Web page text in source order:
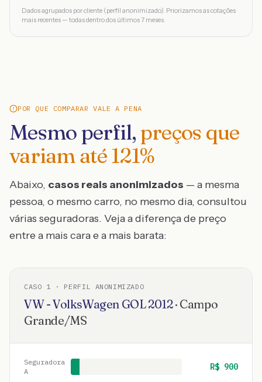
Dados agrupados por cliente (perfil anonimizado). Priorizamos as cotações
mais recentes — todas dentro dos últimos 7 meses.
POR QUE COMPARAR VALE A PENA
Mesmo perfil, preços que
variam até121%
Abaixo, casos reais anonimizados — a mesma
pessoa, o mesmo carro, no mesmo dia, consultou
várias seguradoras. Veja a diferença de preço
entre a mais cara e a mais barata:
CASO 1 · PERFIL ANONIMIZADO
VW - VolksWagen GOL2012· Campo
Grande/MS
Seguradora
A
R$ 900